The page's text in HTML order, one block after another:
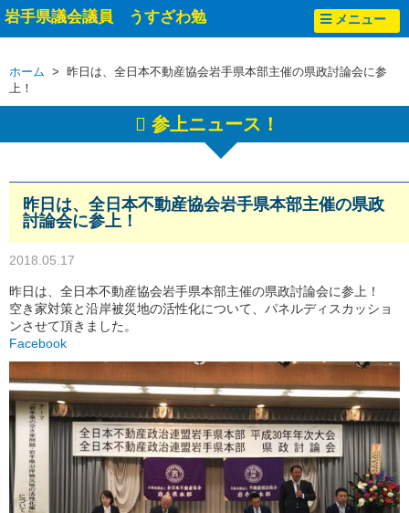
岩手県議会議員 うすざわ勉 メニュー
ホーム > 昨日は、全日本不動産協会岩手県本部主催の県政討論会に参
上！
参上ニュース！
昨日は、全日本不動産協会岩手県本部主催の県政
討論会に参上！
2018.05.17
昨日は、全日本不動産協会岩手県本部主催の県政討論会に参上！
空き家対策と沿岸被災地の活性化について、パネルディスカッショ
ンさせて頂きました。
Facebook